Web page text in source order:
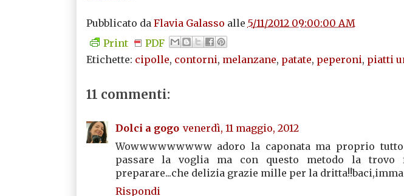
Pubblicato da Flavia Galasso alle 5/11/2012 09:00:00 AM
Print
PDF
Etichette: cipolle, contorni, melanzane, patate, peperoni, piatti
11 commenti:
Dolci a gogo venerdì, 11 maggio, 2012
Wowwwwwwwww adoro la caponata ma proprio
passare la voglia ma con questo metodo la trovo
preparare...che delizia grazie mille per la dritta!!baci,imma
Rispondi